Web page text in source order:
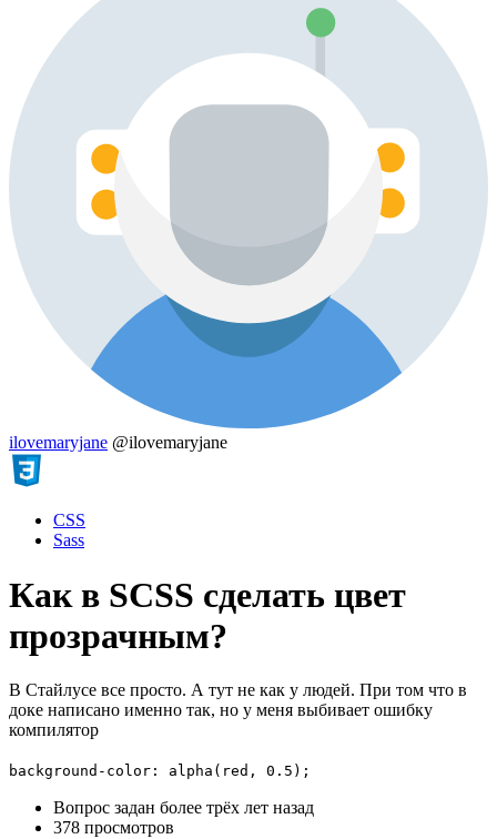
ilovemaryjane @ilovemaryjane
CSS
Sass
Как в SCSS сделать цвет
прозрачным?
В Стайлусе все просто. А тут не как у людей. При том что в
доке написано именно так, но у меня выбивает ошибку
компилятор
background-color: alpha(red, 0.5);
Вопрос задан более трёх лет назад
378 просмотров